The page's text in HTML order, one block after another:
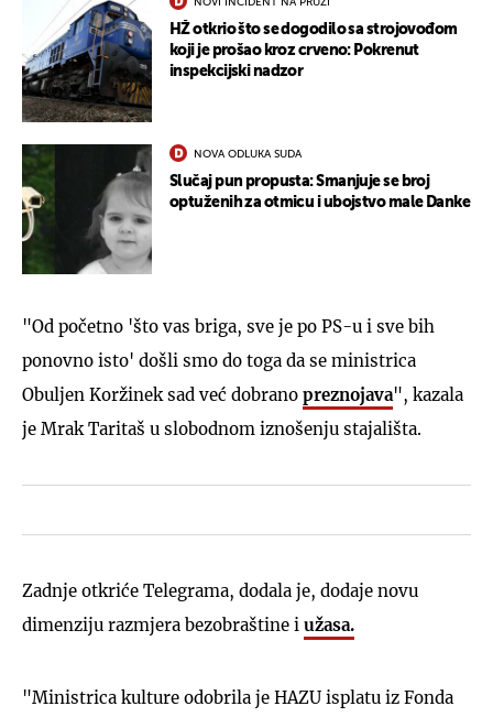
HŽ otkrio što se dogodilo sa strojovođom
koji je prošao kroz crveno: Pokrenut
inspekcijski nadzor
NOVA ODLUKA SUDA
Slučaj pun propusta: Smanjuje se broj
optuženih za otmicu i ubojstvo male Danke
"Od početno 'što vas briga, sve je po PS-u i sve bih
ponovno isto' došli smo do toga da se ministrica
Obuljen Koržinek sad već dobrano preznojava", kazala
je Mrak Taritaš u slobodnom iznošenju stajališta.
Zadnje otkriće Telegrama, dodala je, dodaje novu
dimenziju razmjera bezobraštine i užasa.
"Ministrica kulture odobrila je HAZU isplatu iz Fonda